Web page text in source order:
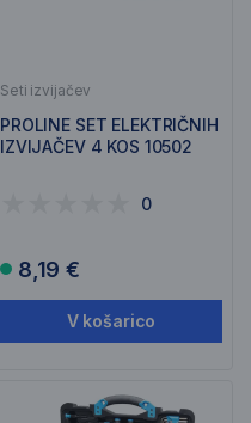
Seti izvijačev
PROLINE SET ELEKTRIČNIH
IZVIJAČEV 4 KOS 10502
0
8,19 €
V košarico